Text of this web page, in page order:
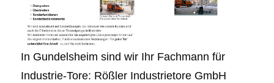
In Gundelsheim sind wir Ihr Fachmann für
Industrie-Tore: Rößler Industrietore GmbH